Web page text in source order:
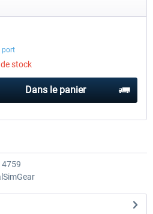
port
stock
Dans le panier